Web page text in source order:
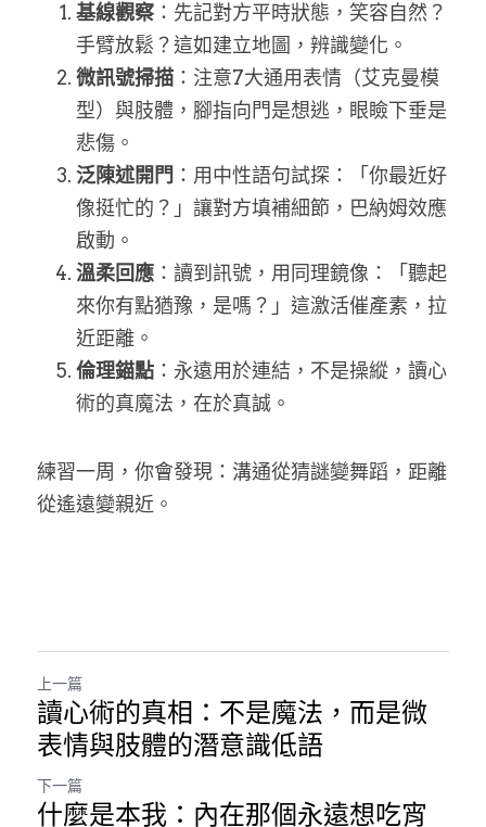
基線觀察 ：先記對方平時狀態 ， 笑容自然？
手臂放鬆？這如建立地圖，辨識變化。
微訊號掃描 ：注意7大通用表情（艾克曼模
型）與肢體 ， 腳指向門是想逃，眼瞼下垂是
悲傷。
泛陳述開門 ：用中性語句試探：「你最近好
像挺忙的？」讓對方填補細節，巴納姆效應
啟動。
溫柔回應 ：讀到訊號，用同理鏡像：「聽起
來你有點猶豫，是嗎？」這激活催產素，拉
近距離。
倫理錨點 ：永遠用於連結，不是操縱 ， 讀心
術的真魔法，在於真誠。
練習一周，你會發現：溝通從猜謎變舞蹈，距離
從遙遠變親近。
上一篇
讀心術的真相：不是魔法，而是微
表情與肢體的潛意識低語
下一篇
什麼是本我：內在那個永遠想吃宵